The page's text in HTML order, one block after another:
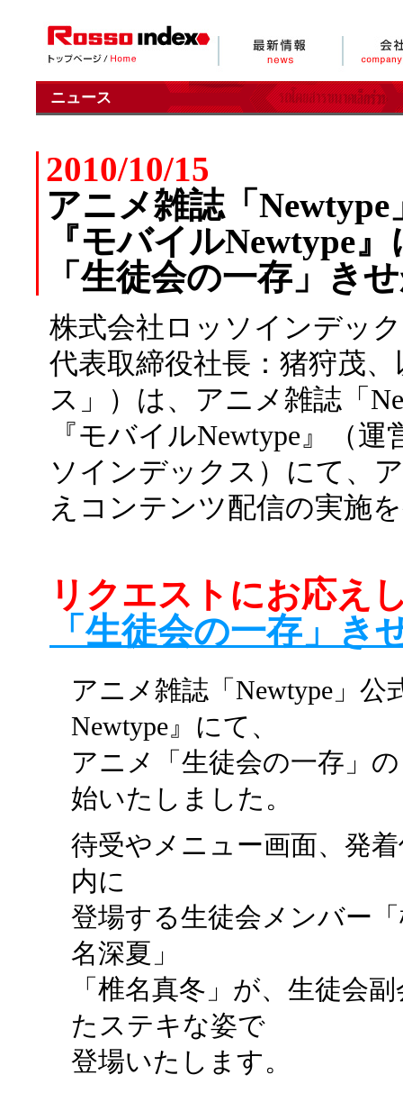
ニュース
2010/10/15
アニメ雑誌「
『モバイルNewtype
「生徒会の一存」き
株式会社ロッソインデッ
代表取締役社長：猪狩茂
ス」）は、アニメ雑誌「
『モバイルNewtype』（
ソインデックス）にて、
えコンテンツ配信の実施
リクエストにお応え
「生徒会の一存」き
アニメ雑誌「Newtype」
Newtype』にて、
アニメ「生徒会の一存」
始いたしました。
待受やメニュー画面、発
内に
登場する生徒会メンバー
名深夏」
「椎名真冬」が、生徒会
たステキな姿で
登場いたします。